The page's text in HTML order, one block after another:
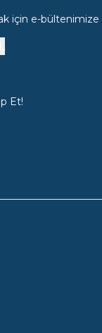
için e-bültenimize
Et!